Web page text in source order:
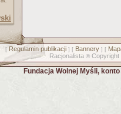
[ Regulamin publikacji] [ Bannery] [
Racjonalista © Copyright
Fundacja Wolnej Myśli,